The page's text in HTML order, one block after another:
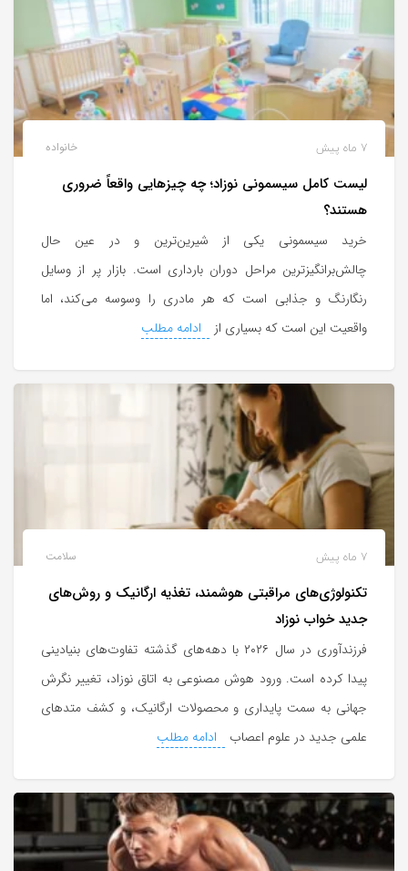
خانواده 7 ماه پیش
لیست کامل سیسمونی نوزاد؛ چه چیزهایی واقعاً ضروری
هستند؟
خرید سیسمونی یکی از شیرین‌ترین و در عین حال
چالش‌برانگیزترین مراحل دوران بارداری است. بازار پر از وسایل
رنگارنگ و جذابی است که هر مادری را وسوسه می‌کند، اما
واقعیت این است که بسیاری از
ادامه مطلب
سلامت 7 ماه پیش
تکنولوژی‌های مراقبتی هوشمند، تغذیه ارگانیک و روش‌های
جدید خواب نوزاد
فرزندآوری در سال ۲۰۲۶ با دهه‌های گذشته تفاوت‌های بنیادینی
پیدا کرده است. ورود هوش مصنوعی به اتاق نوزاد، تغییر نگرش
جهانی به سمت پایداری و محصولات ارگانیک، و کشف متدهای
علمی جدید در علوم اعصاب
ادامه مطلب